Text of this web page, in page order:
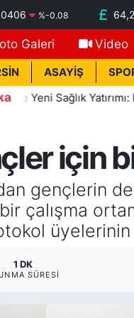
%-0.08
Galeri Video
ASAYİŞ
Sağlık Yatırımı:
için
gençlerin
çalışma
üyelerinin
1 DK
SÜRESI